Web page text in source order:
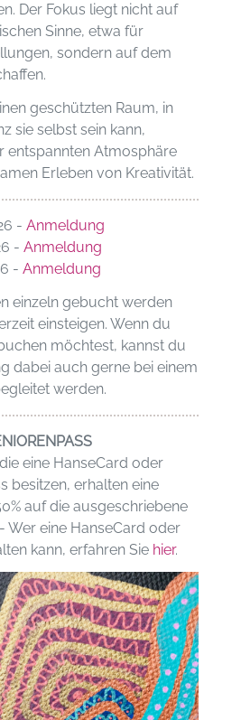
Der Fokus liegt nicht auf
Sinne, etwa für
sondern auf dem
geschützten Raum, in
sie selbst sein kann,
entspannten Atmosphäre
Erleben von Kreativität.
-Anmeldung
-Anmeldung
-Anmeldung
einzeln gebucht werden
einsteigen. Wenn du
möchtest, kannst du
dabei auch gerne bei einem
werden.
eine HanseCard oder
besitzen, erhalten eine
auf die ausgeschriebene
Wer eine HanseCard oder
kann, erfahren Sie hier.